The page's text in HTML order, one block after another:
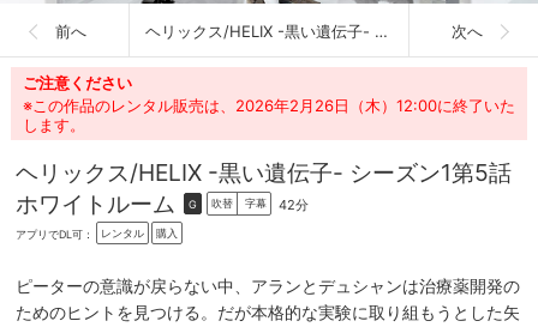
前へ ヘリックス/HELIX -黒い遺伝子- シーズン1 次へ
ご注意ください
※この作品のレンタル販売は、2026年2月26日（木）12:00に終了いた
します。
ヘリックス/HELIX -黒い遺伝子- シーズン1第5話
ホワイトルーム
G 吹替 字幕 42分
アプリでDL可： レンタル 購入
ピーターの意識が戻らない中、アランとデュシャンは治療薬開発の
ためのヒントを見つける。だが本格的な実験に取り組もうとした矢